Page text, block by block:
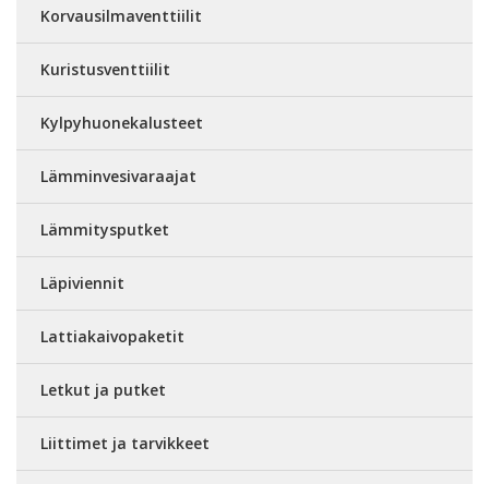
Korvausilmaventtiilit
Kuristusventtiilit
Kylpyhuonekalusteet
Lämminvesivaraajat
Lämmitysputket
Läpiviennit
Lattiakaivopaketit
Letkut ja putket
Liittimet ja tarvikkeet